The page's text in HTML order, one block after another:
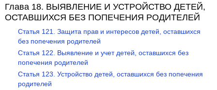
Глава 18. ВЫЯВЛЕНИЕ И УСТРОЙСТВО ДЕТЕЙ,
ОСТАВШИХСЯ БЕЗ ПОПЕЧЕНИЯ РОДИТЕЛЕЙ
Статья 121. Защита прав и интересов детей, оставшихся
без попечения родителей
Статья 122. Выявление и учет детей, оставшихся без
попечения родителей
Статья 123. Устройство детей, оставшихся без попечения
родителей